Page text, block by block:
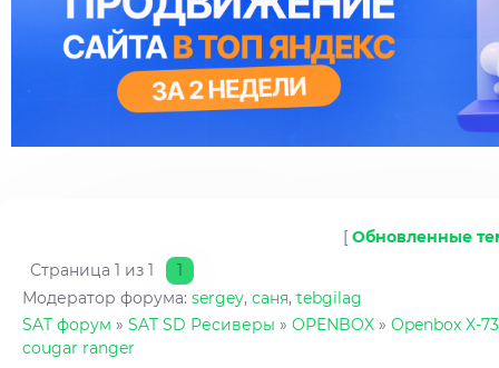
[ Обновленные
Страница 1 из 1
1
Модератор форума: sergey, саня, tebgilag
SAT форум » SAT SD Ресиверы » OPENBOX » Openbox X-
cougar ranger